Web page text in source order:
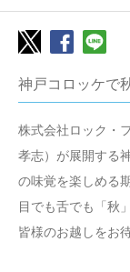
神戸コロッケで
株式会社ロック・
孝志）が展開する
の味覚を楽しめる
目でも舌でも「秋
皆様のお越しをお